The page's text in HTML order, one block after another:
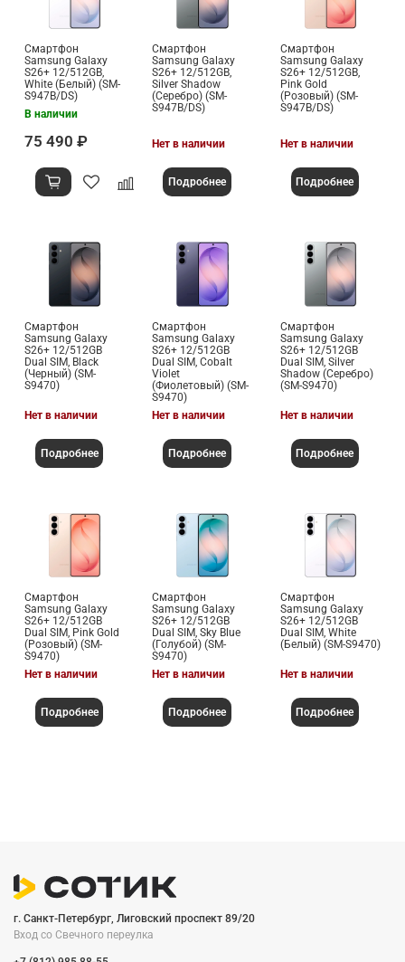
Смартфон
Samsung Galaxy
S26+ 12/512GB,
White (Белый) (SM-
S947B/DS)
В наличии
75 490 ₽
Смартфон
Samsung Galaxy
S26+ 12/512GB,
Silver Shadow
(Серебро) (SM-
S947B/DS)
Нет в наличии
Подробнее
Смартфон
Samsung Galaxy
S26+ 12/512GB,
Pink Gold
(Розовый) (SM-
S947B/DS)
Нет в наличии
Подробнее
Смартфон
Samsung Galaxy
S26+ 12/512GB
Dual SIM, Black
(Черный) (SM-
S9470)
Нет в наличии
Подробнее
Смартфон
Samsung Galaxy
S26+ 12/512GB
Dual SIM, Cobalt
Violet
(Фиолетовый) (SM-
S9470)
Нет в наличии
Подробнее
Смартфон
Samsung Galaxy
S26+ 12/512GB
Dual SIM, Silver
Shadow (Серебро)
(SM-S9470)
Нет в наличии
Подробнее
Смартфон
Samsung Galaxy
S26+ 12/512GB
Dual SIM, Pink Gold
(Розовый) (SM-
S9470)
Нет в наличии
Подробнее
Смартфон
Samsung Galaxy
S26+ 12/512GB
Dual SIM, Sky Blue
(Голубой) (SM-
S9470)
Нет в наличии
Подробнее
Смартфон
Samsung Galaxy
S26+ 12/512GB
Dual SIM, White
(Белый) (SM-S9470)
Нет в наличии
Подробнее
г. Санкт-Петербург, Лиговский проспект 89/20
Вход со Cвечного переулка